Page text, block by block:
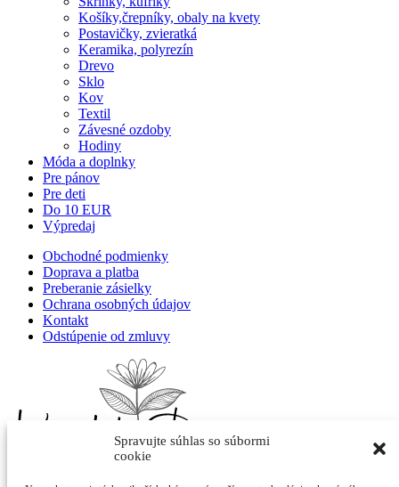
Spravujte súhlas so súbormi
cookie
Košíky,črepníky, obaly na kvety
Postavičky, zvieratká
Keramika, polyrezín
Drevo
Sklo
Kov
Textil
Závesné ozdoby
Hodiny
Móda a doplnky
Pre pánov
Pre deti
Do 10 EUR
Výpredaj
Obchodné podmienky
Doprava a platba
Preberanie zásielky
Ochrana osobných údajov
Kontakt
Odstúpenie od zmluvy